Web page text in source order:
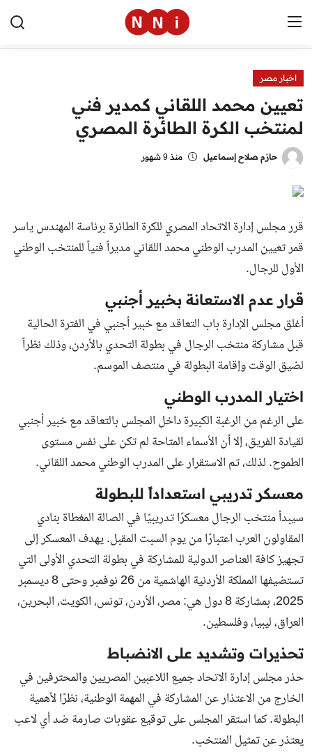
الرئيسية
اخبار مصر
العالم
تقنية
التعليم
منوعات
اخبار مصر
تعيين محمد اللقاني كمدير فني
لمنتخب الكرة الطائرة المصري
حازم صلاح إسماعيل منذ 9 شهور
قرر مجلس إدارة الاتحاد المصري للكرة الطائرة برئاسة المهندس ياسر
قمر تعيين المدرب الوطني محمد اللقاني مديراً فنياً للمنتخب الوطني
الأول للرجال.
قرار عدم الاستعانة بخبير أجنبي
أغلق مجلس الإدارة باب التعاقد مع خبير أجنبي في الفترة الحالية
قبل مشاركة منتخب الرجال في بطولة التحدي بالأردن، وذلك نظراً
لضيق الوقت وإقامة البطولة في منتصف الموسم.
اختيار المدرب الوطني
على الرغم من الرغبة الكبيرة داخل المجلس بالتعاقد مع خبير أجنبي
لقيادة الفريق، إلا أن الأسماء المتاحة لم تكن على نفس مستوى
الطموح. لذلك، تم الاستقرار على المدرب الوطني محمد اللقاني.
معسكر تدريبي استعداداً للبطولة
سيبدأ منتخب الرجال معسكرًا تدريبيًا في الصالة المغطاة بنادي
المقاولون العرب اعتبارًا من يوم السبت المقبل. يهدف المعسكر إلى
تجهيز كافة العناصر الدولية للمشاركة في بطولة التحدي الأولى التي
تستضيفها المملكة الأردنية الهاشمية من 26 نوفمبر وحتى 8 ديسمبر
2025، بمشاركة 8 دول هي: مصر، الأردن، تونس، الكويت، البحرين،
العراق، ليبيا، وفلسطين.
تحذيرات وتشديد على الانضباط
حذر مجلس إدارة الاتحاد جميع اللاعبين المصريين والمحترفين في
الخارج من الاعتذار عن المشاركة في المهمة الوطنية، نظرًا لأهمية
البطولة. كما استقر المجلس على توقيع عقوبات صارمة ضد أي لاعب
يعتذر عن تمثيل المنتخب.